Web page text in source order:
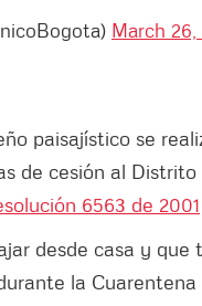
March 26,
paisajístico se
de cesión al
6563 de 2001
desde casa y
la Cuarentena